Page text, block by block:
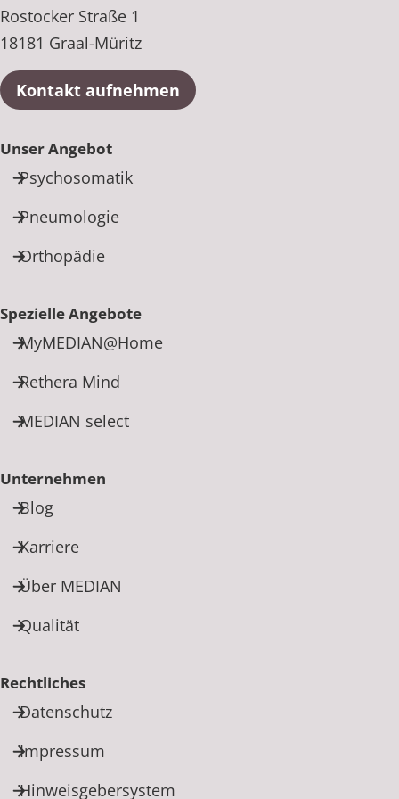
Rostocker Straße 1
18181 Graal-Müritz
Kontakt aufnehmen
Unser Angebot
Psychosomatik
Pneumologie
Orthopädie
Spezielle Angebote
MyMEDIAN@Home
Rethera Mind
MEDIAN select
Unternehmen
Blog
Karriere
Über MEDIAN
Qualität
Rechtliches
Datenschutz
Impressum
Hinweisgebersystem